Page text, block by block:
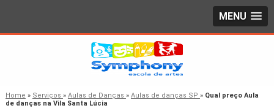
MENU
Home » Serviços » Aulas de Danças » Aulas de danças SP » Qual preço Aula
de danças na Vila Santa Lúcia